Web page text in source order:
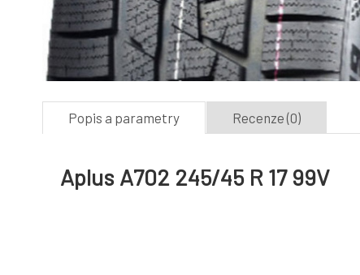
Popis a parametry Recenze (0)
Aplus A702 245/45 R 17 99V